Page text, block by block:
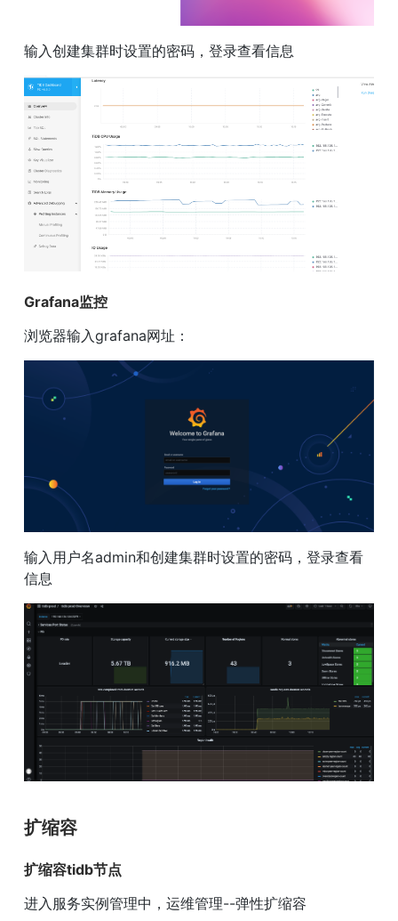
输入创建集群时设置的密码，登录查看信息
Grafana监控
浏览器输入grafana网址：
输入用户名admin和创建集群时设置的密码，登录查看
信息
扩缩容
扩缩容tidb节点
进入服务实例管理中，运维管理--弹性扩缩容